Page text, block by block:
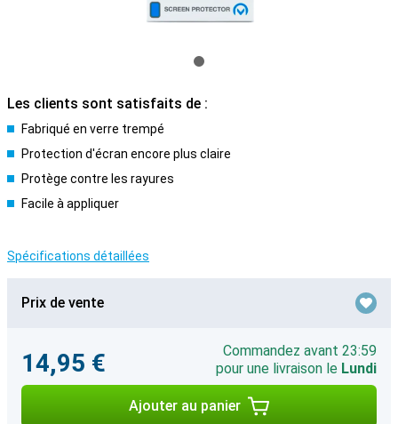
Les clients sont satisfaits de :
Fabriqué en verre trempé
Protection d'écran encore plus claire
Protège contre les rayures
Facile à appliquer
Spécifications détaillées
Prix de vente
14,95 €
Commandez avant 23:59
pour une livraison le Lundi
Ajouter au panier